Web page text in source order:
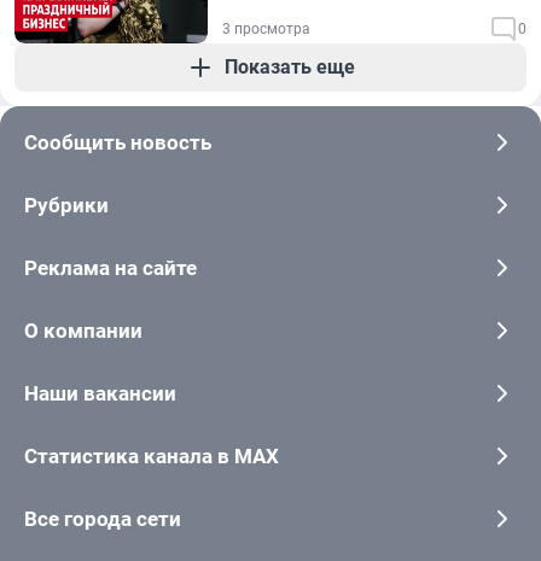
3 просмотра 0
Показать еще
Сообщить новость
Рубрики
Реклама на сайте
О компании
Наши вакансии
Статистика канала в MAX
Все города сети